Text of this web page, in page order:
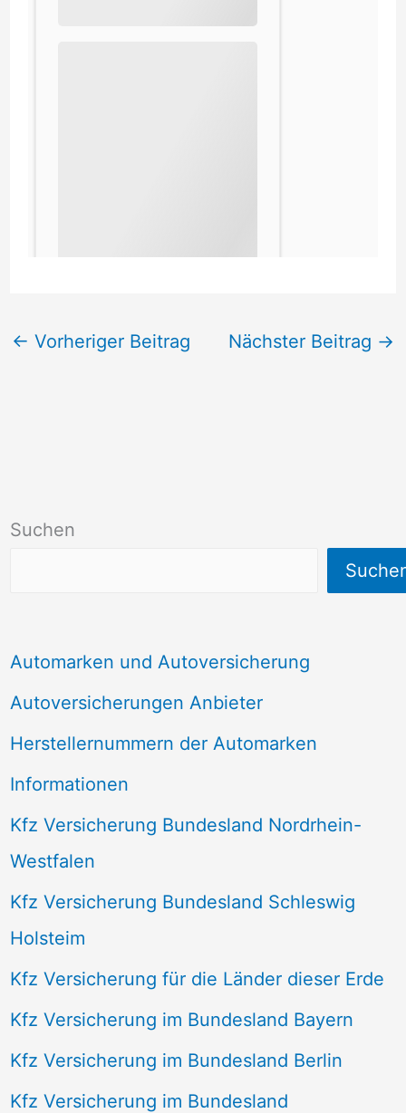
Suchen
Automarken und Autoversicherung
Autoversicherungen Anbieter
Herstellernummern der Automarken
Informationen
Kfz Versicherung Bundesland Nordrhein-
Westfalen
Kfz Versicherung Bundesland Schleswig
Holsteim
Kfz Versicherung für die Länder dieser Erde
Kfz Versicherung im Bundesland Bayern
Kfz Versicherung im Bundesland Berlin
Kfz Versicherung im Bundesland
← Vorheriger Beitrag Nächster Beitrag →